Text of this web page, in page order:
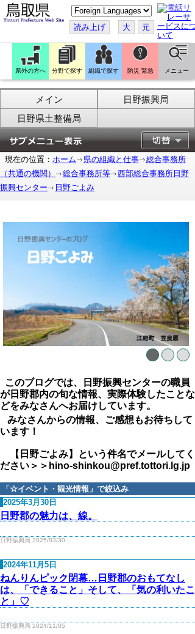
こ
の
ペ
ー
ジ
翻
訳
す
る
読み上げ 大 元
県外の方へ 分野で探す 組織で探す 防災 緊急 メニュー
メイン
日野振興局
日野県土整備局
現在の位置： ホーム 県の組織と仕事
総合事務所
（共通の機関）
総合事務所等
西部総合事務所日野
振興センター
日野ごよみ
このブログでは、日野振興センターの職員
が日野郡内の旬な情報、実際体験したことな
どをみなさんへお届けしています。
みなさんからの情報、ご感想もお待ちして
います！
【日野ごよみ】という件名でメールしてく
ださい＞＞hino-shinkou@pref.tottori.lg.jp
「☆イベント・観光情報 」で絞込み
2025年3月30日
日野郡の魅力は、線。
日野振興局 2025/03/30
2024年11月5日
ねんりんピック閉幕…日野郡のおもてなし
は、「できること」そして、「気の利いたこ
と」♡
日野振興局 2024/11/05